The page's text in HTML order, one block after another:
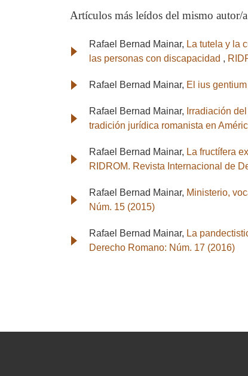
Artículos más leídos del mismo autor/a
Rafael Bernad Mainar, La tutela y la
las personas con discapacidad ,
Rafael Bernad Mainar, El ius
Rafael Bernad Mainar, Irradiación
tradición jurídica romanista en
Rafael Bernad Mainar, La fructífera
RIDROM. Revista Internacional de
Rafael Bernad Mainar, Ministerio,
Núm. 15 (2015)
Rafael Bernad Mainar, La
Derecho Romano: Núm. 17 (2016)